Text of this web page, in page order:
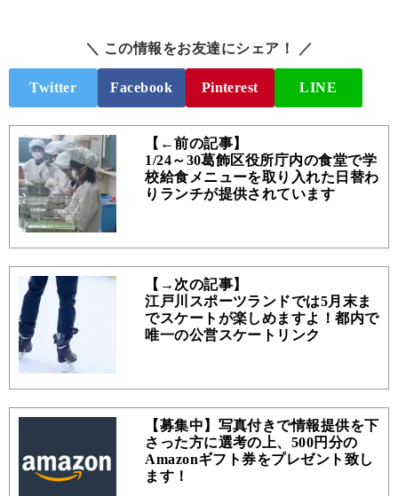
＼ この情報をお友達にシェア！ ／
Twitter Facebook Pinterest LINE
【←前の記事】
1/24～30葛飾区役所庁内の食堂で学
校給食メニューを取り入れた日替わ
りランチが提供されています
【→次の記事】
江戸川スポーツランドでは5月末ま
でスケートが楽しめますよ！都内で
唯一の公営スケートリンク
【募集中】写真付きで情報提供を下
さった方に選考の上、500円分の
Amazonギフト券をプレゼント致し
ます！